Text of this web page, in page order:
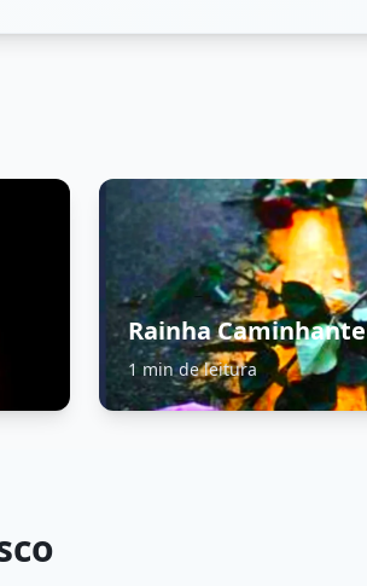
Rainha Caminhante
1 min de leitura